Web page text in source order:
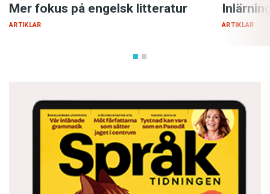
Mer fokus på engelsk litteratur
ARTIKLAR ARTIKLAR